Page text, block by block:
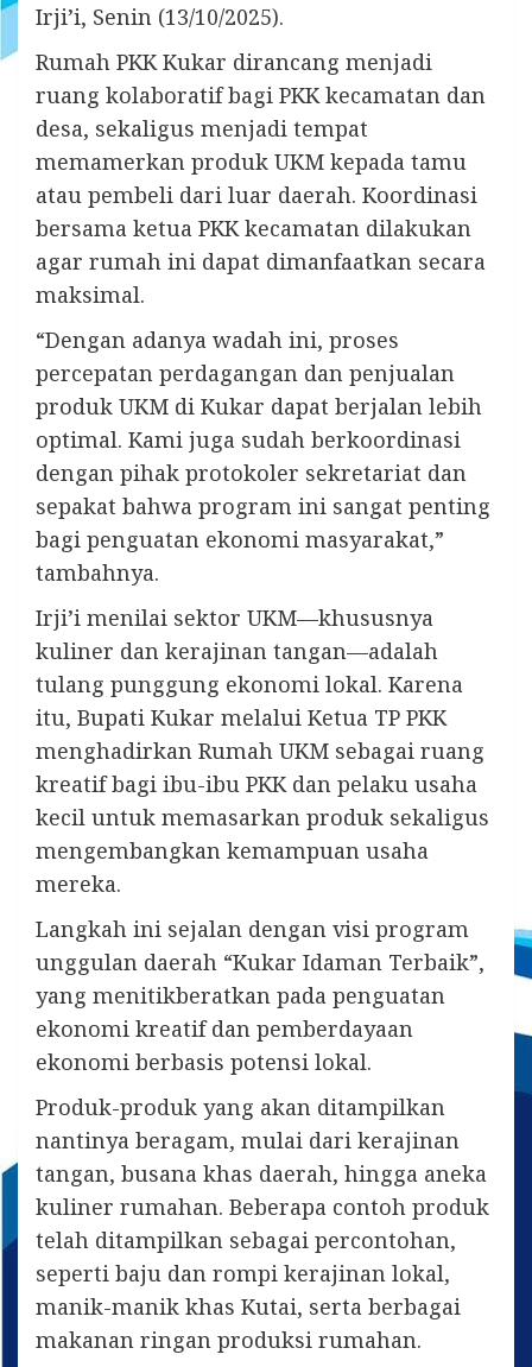
Irji’i, Senin (13/10/2025).
Rumah PKK Kukar dirancang menjadi
ruang kolaboratif bagi PKK kecamatan dan
desa, sekaligus menjadi tempat
memamerkan produk UKM kepada tamu
atau pembeli dari luar daerah. Koordinasi
bersama ketua PKK kecamatan dilakukan
agar rumah ini dapat dimanfaatkan secara
maksimal.
“Dengan adanya wadah ini, proses
percepatan perdagangan dan penjualan
produk UKM di Kukar dapat berjalan lebih
optimal. Kami juga sudah berkoordinasi
dengan pihak protokoler sekretariat dan
sepakat bahwa program ini sangat penting
bagi penguatan ekonomi masyarakat,”
tambahnya.
Irji’i menilai sektor UKM—khususnya
kuliner dan kerajinan tangan—adalah
tulang punggung ekonomi lokal. Karena
itu, Bupati Kukar melalui Ketua TP PKK
menghadirkan Rumah UKM sebagai ruang
kreatif bagi ibu-ibu PKK dan pelaku usaha
kecil untuk memasarkan produk sekaligus
mengembangkan kemampuan usaha
mereka.
Langkah ini sejalan dengan visi program
unggulan daerah “Kukar Idaman Terbaik”,
yang menitikberatkan pada penguatan
ekonomi kreatif dan pemberdayaan
ekonomi berbasis potensi lokal.
Produk-produk yang akan ditampilkan
nantinya beragam, mulai dari kerajinan
tangan, busana khas daerah, hingga aneka
kuliner rumahan. Beberapa contoh produk
telah ditampilkan sebagai percontohan,
seperti baju dan rompi kerajinan lokal,
manik-manik khas Kutai, serta berbagai
makanan ringan produksi rumahan.